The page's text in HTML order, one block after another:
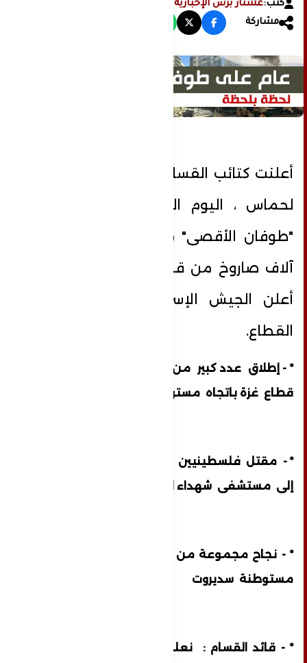
كتب:عشتار برس الإخبارية
مشاركة
أعلنت كتائب القسام الجناح العسكري
لحماس ، اليوم السبت، بدء عملية
آلاف صاروخ من قطاع غزة، في وقت
أعلن الجيش الإسرائيلي بدء قصف
القطاع.
* - إطلاق عدد كبير من رشقات الصواريخ من
قطاع غزة باتجاه مستوطنات الغلاف
إلى مستشفى شهداء الأقصى وسط غزة
* - نجاح مجموعة من الفلسطينيين باقتحام
مستوطنة سديروت
* - قائد القسام : نعلن بدء عملية طوفان